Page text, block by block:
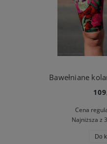
Bawełniane
Cena
Najniższa z
Do